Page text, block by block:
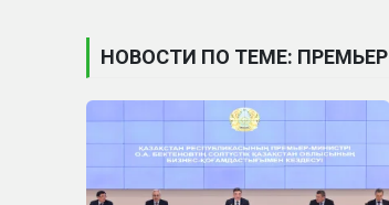
НОВОСТИ ПО ТЕМЕ: ПРЕМЬЕР